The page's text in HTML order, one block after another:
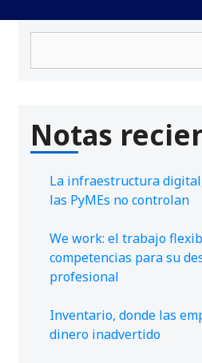
Notas
La infraestructura
las PyMEs no controlan
We work: el trabajo
competencias para su
profesional
Inventario, donde las
dinero inadvertido